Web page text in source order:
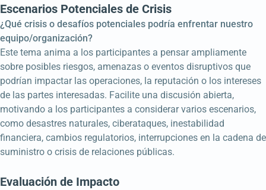
Escenarios Potenciales de Crisis
¿Qué crisis o desafíos potenciales podría enfrentar nuestro
equipo/organización?
Este tema anima a los participantes a pensar ampliamente
sobre posibles riesgos, amenazas o eventos disruptivos que
podrían impactar las operaciones, la reputación o los intereses
de las partes interesadas. Facilite una discusión abierta,
motivando a los participantes a considerar varios escenarios,
como desastres naturales, ciberataques, inestabilidad
financiera, cambios regulatorios, interrupciones en la cadena de
suministro o crisis de relaciones públicas.
Evaluación de Impacto